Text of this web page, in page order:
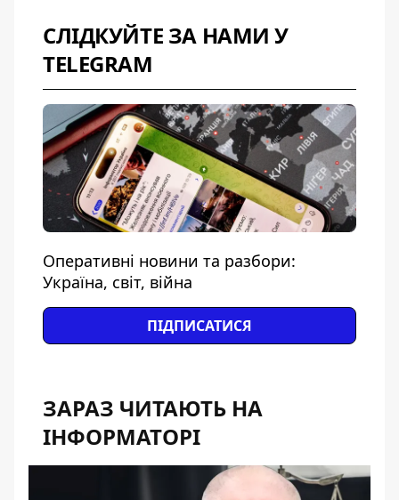
СЛІДКУЙТЕ ЗА НАМИ У
TELEGRAM
Оперативні новини та разбори:
Україна, світ, війна
ПІДПИСАТИСЯ
ЗАРАЗ ЧИТАЮТЬ НА
ІНФОРМАТОРІ